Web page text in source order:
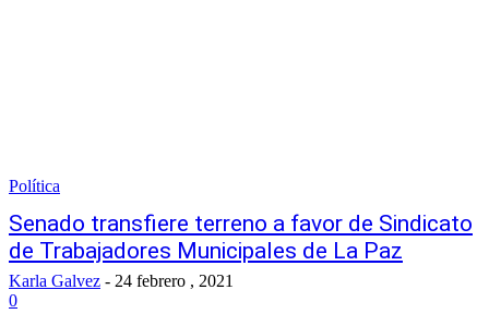
Política
Senado transfiere terreno a favor de Sindicato
de Trabajadores Municipales de La Paz
Karla Galvez - 24 febrero , 2021
0